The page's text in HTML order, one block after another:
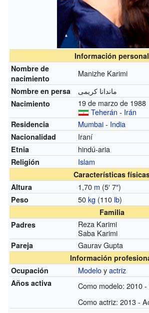
Información personal
Nombre de
nacimiento
Manizhe Karimi
Nombre en persa ماندانا کریمی
Nacimiento
19 de marzo de 1988
Teherán - Irán
Residencia Mumbai- India
Nacionalidad Iraní
Etnia hindú-aria
Religión Islam
Características
Altura
1,70 m (5′7″)
Peso 50kg (110 lb)
Familia
Padres
Reza Karimi
Saba Karimi
Pareja Gaurav Gupta
Información
Ocupación
Modeloyactriz
Años activa
Como modelo: 2010
Como actriz: 2013 -